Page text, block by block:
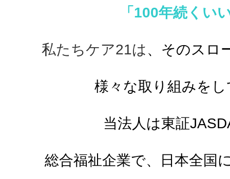
「100年続くい
私たちケア21は、そのスロ
様々な取り組みを
当法人は東証
総合福祉企業で、 日本全国